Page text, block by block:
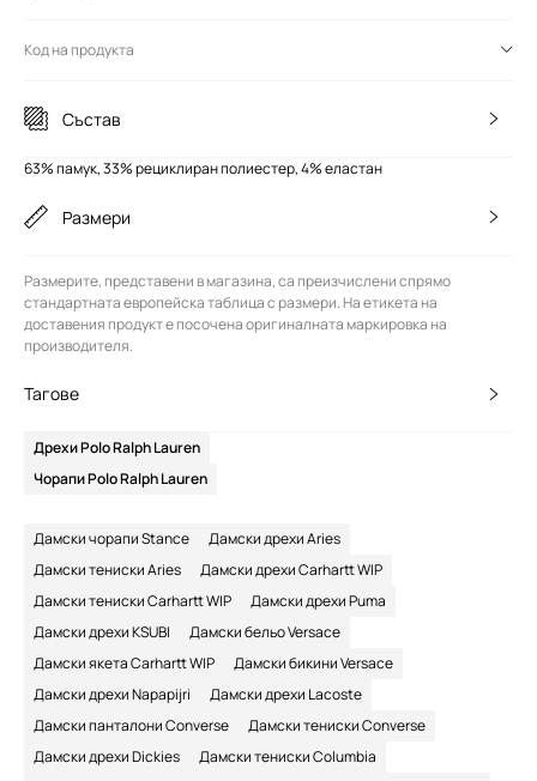
Код на продукта
Състав
63% памук, 33% рециклиран полиестер, 4% еластан
Размери
Размерите, представени в магазина, са преизчислени спрямо
стандартната европейска таблица с размери. На етикета на
доставения продукт е посочена оригиналната маркировка на
производителя.
Тагове
Дрехи Polo Ralph Lauren
Чорапи Polo Ralph Lauren
Дамски чорапи Stance
Дамски дрехи Aries
Дамски тениски Aries
Дамски дрехи Carhartt WIP
Дамски тениски Carhartt WIP
Дамски дрехи Puma
Дамски дрехи KSUBI
Дамски бельо Versace
Дамски якета Carhartt WIP
Дамски бикини Versace
Дамски дрехи Napapijri
Дамски дрехи Lacoste
Дамски панталони Converse
Дамски тениски Converse
Дамски дрехи Dickies
Дамски тениски Columbia